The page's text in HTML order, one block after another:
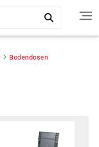
Bodendosen